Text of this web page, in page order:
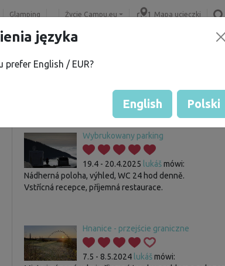
Glamping Życie Campu.eu Mapa ucieczki
Gość nie ma jeszcze żadnych
Wybrukowany parking
19.4 - 20.4.2025 lukášmówi:
Nádherná poloha, výhled, WC 24 hod denně.
Vstřícná recepce, příjemná restaurace.
Hnanice - przejście graniczne
7.5 - 8.5.2024 lukášmówi:
języka
prefer English / EUR?
English Polski